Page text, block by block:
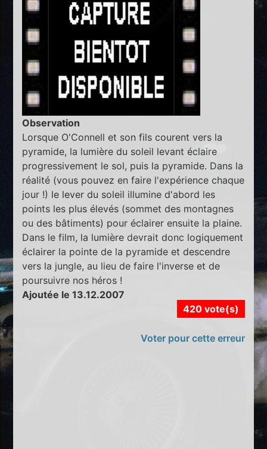
Observation
Lorsque O'Connell et son fils courent vers la
pyramide, la lumière du soleil levant éclaire
progressivement le sol, puis la pyramide. Dans la
réalité (vous pouvez en faire l'expérience chaque
jour !) le lever du soleil illumine d'abord les
points les plus élevés (sommet des montagnes
ou des bâtiments) pour éclairer ensuite la plaine.
Dans le film, la lumière devrait donc logiquement
éclairer la pointe de la pyramide et descendre
vers la jungle, au lieu de faire l'inverse et de
poursuivre nos héros !
Ajoutée le 13.12.2007
420 vote(s)
Voter pour cette erreur